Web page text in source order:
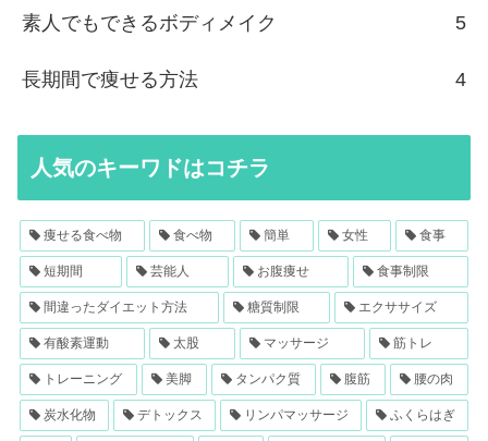
素人でもできるボディメイク 5
長期間で痩せる方法 4
人気のキーワドはコチラ
痩せる食べ物 食べ物 簡単 女性 食事
短期間 芸能人 お腹痩せ 食事制限
間違ったダイエット方法 糖質制限 エクササイズ
有酸素運動 太股 マッサージ 筋トレ
トレーニング 美脚 タンパク質 腹筋 腰の肉
炭水化物 デトックス リンパマッサージ ふくらはぎ